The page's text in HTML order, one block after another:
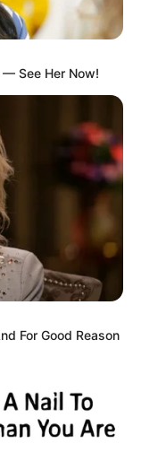
See Her Now!
For Good Reason